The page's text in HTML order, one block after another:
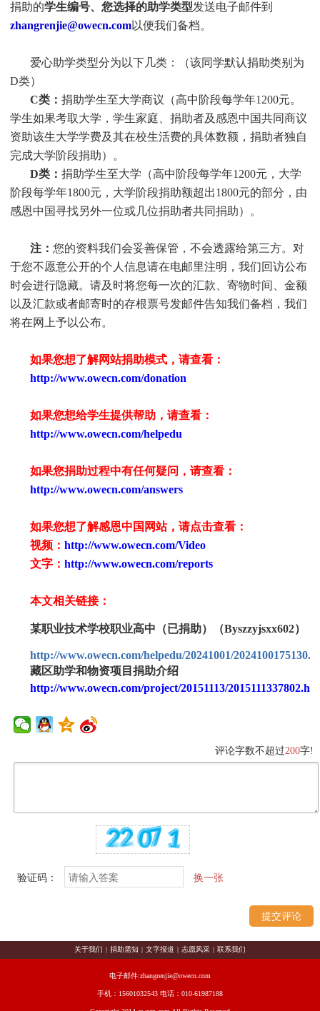
捐助的学生编号、您选择的助学类型发送电子邮件到
zhangrenjie@owecn.com以便我们备档。
爱心助学类型分为以下几类：（该同学默认捐助类别为
D类）
C类： 捐助学生至大学商议（高中阶段每学年1200元。
学生如果考取大学， 学生家庭、捐助者及感恩中国共同商议
资助该生大学学费及其在校生活费的具体数额，捐助者独自
完成大学阶段捐助）。
D类： 捐助学生至大学（高中阶段每学年1200元，大学
阶段每学年1800元，大学阶段捐助额超出1800元的部分，由
感恩中国寻找另外一位或几位捐助者共同捐助）。
注： 您的资料我们会妥善保管，不会透露给第三方。对
于您不愿意公开的个人信息请在电邮里注明，我们回访公布
时会进行隐藏。请及时将您每一次的汇款、寄物时间、金额
以及汇款或者邮寄时的存根票号发邮件告知我们备档，我们
将在网上予以公布。
如果您想了解网站捐助模式，请查看：
http://www.owecn.com/donation
如果您想给学生提供帮助，请查看：
http://www.owecn.com/helpedu
如果您捐助过程中有任何疑问，请查看：
http://www.owecn.com/answers
如果您想了解感恩中国网站，请点击查看：
视频： http://www.owecn.com/Video
文字： http://www.owecn.com/reports
本文相关链接：
某职业技术学校职业高中（已捐助）（Byszzyjsxx602）
http://www.owecn.com/helpedu/20241001/
藏区助学和物资项目捐助介绍
http://www.owecn.com/project/20151113/
评论字数不超过200字!
验证码： 换一张
关于我们 | 捐助需知 | 文字报道 | 志愿风采 | 联系我们
电子邮件:zhangrenjie@owecn.com
手机：15601032543 电话：010-61987188